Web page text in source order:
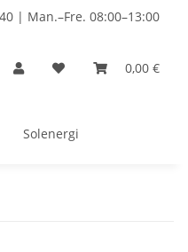
| Man.–Fre. 08:00–13:00
0,00 €
Solenergi